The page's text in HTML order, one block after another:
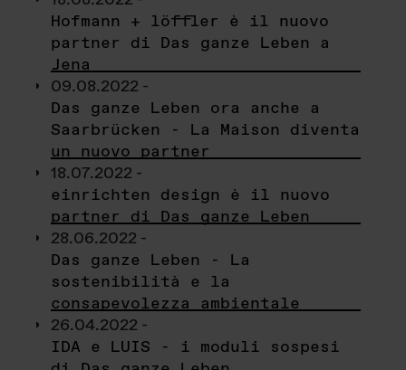
Hofmann + löffler è il nuovo
partner di Das ganze Leben a
Jena
09.08.2022 -
Das ganze Leben ora anche a
Saarbrücken - La Maison diventa
un nuovo partner
18.07.2022 -
einrichten design è il nuovo
partner di Das ganze Leben
28.06.2022 -
Das ganze Leben - La
sostenibilità e la
consapevolezza ambientale
26.04.2022 -
IDA e LUIS - i moduli sospesi